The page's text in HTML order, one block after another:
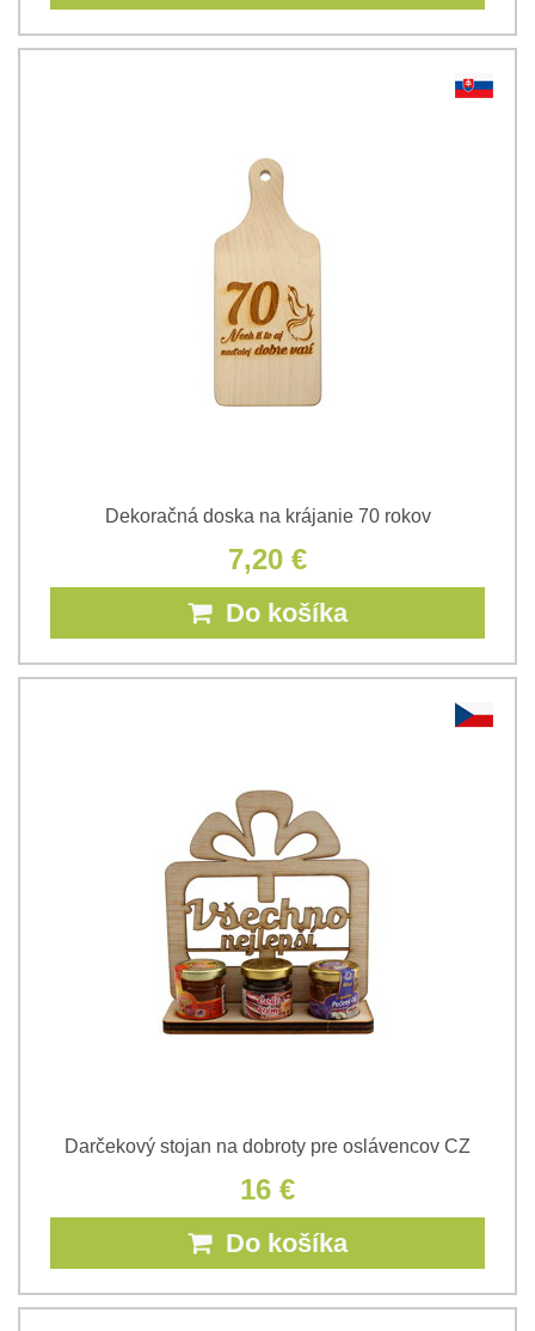
Dekoračná doska na krájanie 70 rokov
7,20 €
Do košíka
Darčekový stojan na dobroty pre oslávencov CZ
16 €
Do košíka